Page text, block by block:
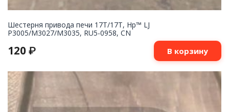
Шестерня привода печи 17T/17T, Hp™ LJ
P3005/M3027/M3035, RU5-0958, CN
120 ₽ В корзину